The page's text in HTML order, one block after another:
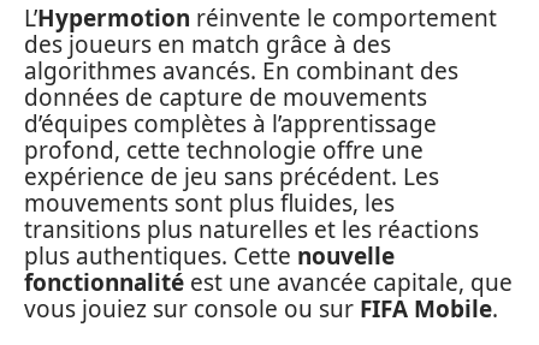
L’Hypermotion réinvente le comportement
des joueurs en match grâce à des
algorithmes avancés. En combinant des
données de capture de mouvements
d’équipes complètes à l’apprentissage
profond, cette technologie offre une
expérience de jeu sans précédent. Les
mouvements sont plus fluides, les
transitions plus naturelles et les réactions
plus authentiques. Cette nouvelle
fonctionnalité est une avancée capitale, que
vous jouiez sur console ou sur FIFA Mobile.